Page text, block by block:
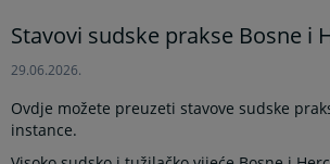
Stavovi sudske prakse Bosne i
29.06.2026.
Ovdje možete preuzeti stavove sudske
instance.